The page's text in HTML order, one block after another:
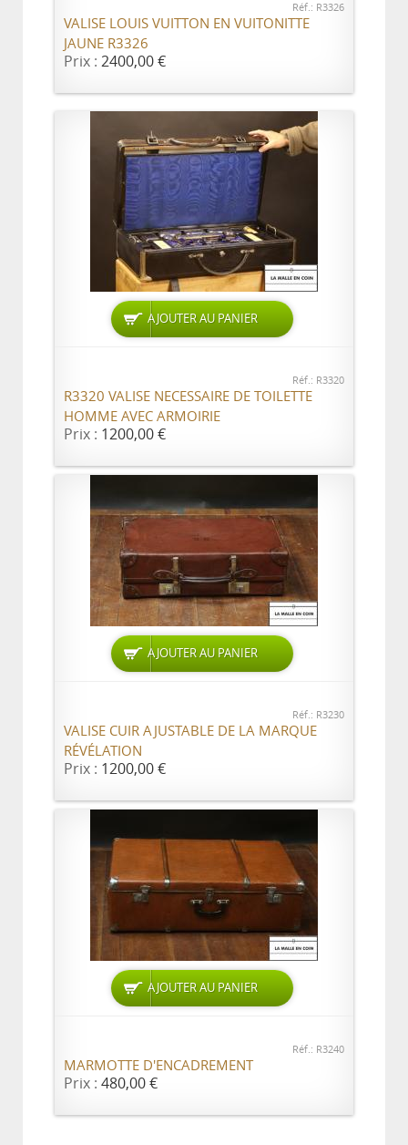
Réf.: R3326
VALISE LOUIS VUITTON EN VUITONITTE
JAUNE R3326
Prix : 2400,00 €
AJOUTER AU PANIER
Réf.: R3320
R3320 VALISE NECESSAIRE DE TOILETTE
HOMME AVEC ARMOIRIE
Prix : 1200,00 €
AJOUTER AU PANIER
Réf.: R3230
VALISE CUIR AJUSTABLE DE LA MARQUE
RÉVÉLATION
Prix : 1200,00 €
AJOUTER AU PANIER
Réf.: R3240
MARMOTTE D'ENCADREMENT
Prix : 480,00 €